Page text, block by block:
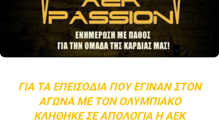
ΓΙΑ ΤΑ ΕΠΕΙΣΌΔΙΑ ΠΟΥ ΈΓΙΝΑΝ ΣΤΟΝ
ΑΓΏΝΑ ΜΕ ΤΟΝ ΟΛΥΜΠΙΑΚΌ
ΚΛΉΘΗΚΕ ΣΕ ΑΠΟΛΟΓΊΑ Η ΑΕΚ